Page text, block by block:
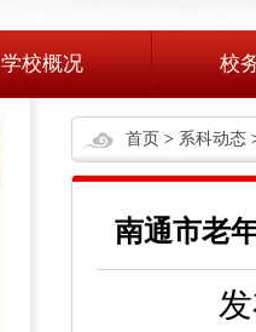
学校概况 校
首页 > 系科动态